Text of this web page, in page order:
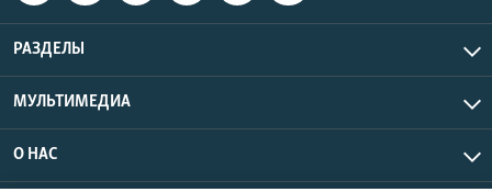
РАЗДЕЛЫ
МУЛЬТИМЕДИА
О НАС